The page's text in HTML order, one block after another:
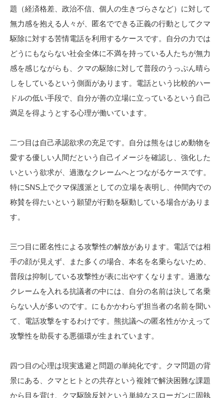
題（経済格差、政治不信、個人の生きづらさなど）に対して
無力感を抱える人々が、匿名でできる正義の行動としてクマ
駆除に対する苦情電話を利用するケースです。自分の力では
どうにもならない社会全体に不満を持っている人たちが無力
感を感じながらも、クマの駆除に対して普段のうっぷん晴ら
しをしているという側面があります。電話という比較的ハー
ドルの低い手段で、自分が善の立場に立っているという自己
満足を得ようとする心理が働いています。
二つ目は自己承認欲求の充足です。自分は熊をはじめ動物を
愛する優しい人間だという自己イメージを確認し、強化した
いという欲求が、過激なクレームへとつながるケースです。
特にSNS上でクマ保護派としての立場を表明し、仲間内での
称賛を得たいという願望が行動を駆動している場合がありま
す。
三つ目に匿名性による攻撃性の解放があります。電話では相
手の顔が見えず、また多くの場合、本名を名乗らないため、
普段は抑制している攻撃性が表に出やすくなります。過激な
クレームを入れる抗議者の中には、自分の名前は決して名乗
らない人が多いのです。にもかかわらず担当者の名前を聞い
て、電話攻撃をするわけです。熊抗議への匿名性がかえって
攻撃性を助長する悪循環が生まれています。
四つ目の心理は現実逃避と問題の単純化です。クマ問題の背
景にある、クマとヒトとの共存という複雑で解決困難な課題
から目を背け、クマ駆除反対という単純なスローガンに固執